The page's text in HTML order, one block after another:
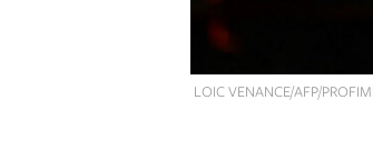
LOIC VENANCE/AFP/